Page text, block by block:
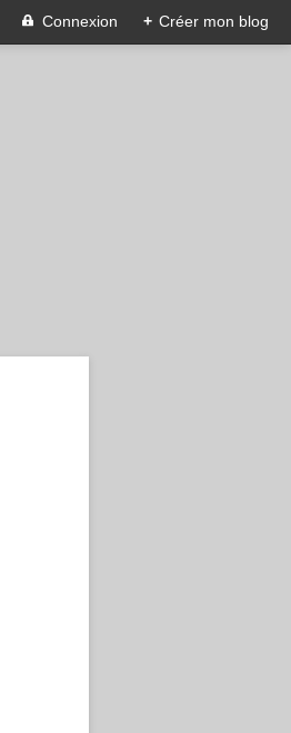
Connexion + Créer mon blog